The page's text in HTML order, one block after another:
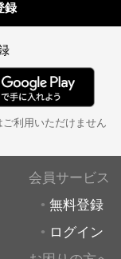
録
利用いただけません
会員サービス
無料登録
ログイン